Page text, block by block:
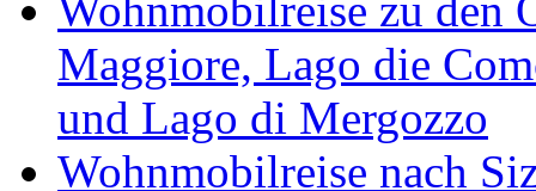
Maggiore, Lago die
und Lago di Mergozzo
Wohnmobilreise nach